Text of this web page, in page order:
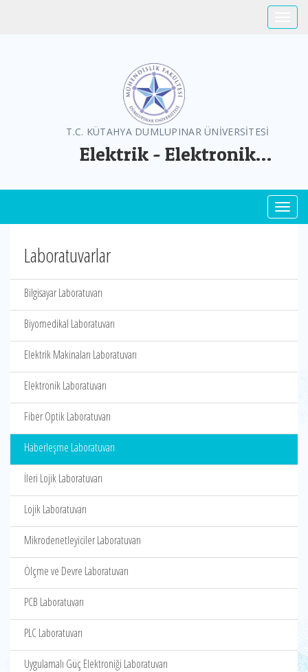
T.C. KÜTAHYA DUMLUPINAR ÜNİVERSİTESİ
Elektrik - Elektronik
Laboratuvarlar
Bilgisayar Laboratuvarı
Biyomedikal Laboratuvarı
Elektrik Makinaları Laboratuvarı
Elektronik Laboratuvarı
Fiber Optik Laboratuvarı
Haberleşme Laboratuvarı
İleri Lojik Laboratuvarı
Lojik Laboratuvarı
Mikrodenetleyiciler Laboratuvarı
Ölçme ve Devre Laboratuvarı
PCB Laboratuvarı
PLC Laboratuvarı
Uygulamalı Güç Elektroniği Laboratuvarı